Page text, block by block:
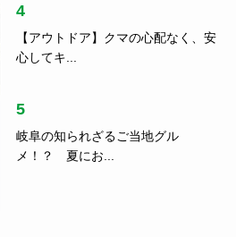
4
【アウトドア】クマの心配なく、安
心してキ...
5
岐阜の知られざるご当地グル
メ！？ 夏にお...